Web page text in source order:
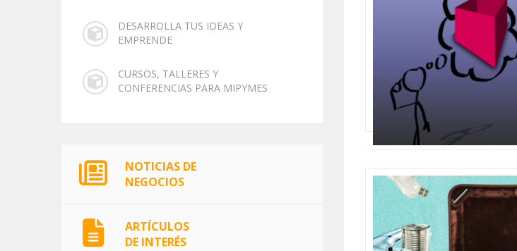
DESARROLLA TUS IDEAS Y
EMPRENDE
CURSOS, TALLERES Y
CONFERENCIAS PARA MIPYMES
NOTICIAS DE
NEGOCIOS
ARTÍCULOS
DE INTERÉS